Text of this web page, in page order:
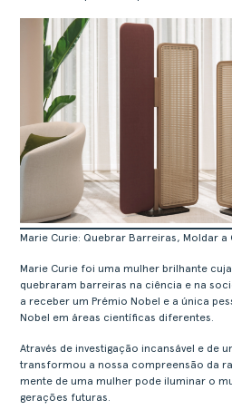
Marie Curie: Quebrar Barreiras, Moldar a
Marie Curie foi uma mulher brilhante
quebraram barreiras na ciência e na
a receber um Prémio Nobel e a única
Nobel em áreas científicas diferentes.
Através de investigação incansável e de
transformou a nossa compreensão da
mente de uma mulher pode iluminar o
gerações futuras.